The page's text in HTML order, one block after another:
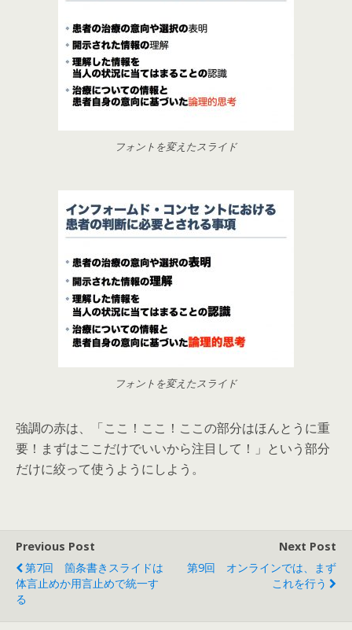
フォントを変えたスライド
フォントを変えたスライド
強調の赤は、「ここ！ここ！ここの部分はほんとうに重
要！まずはここだけでいいから注目して！」という部分
だけに絞って使うようにしよう。
Previous Post
第7回 箇条書きスライドは
体言止めか用言止めで統一す
る
Next Post
第9回 オンラインでは、まず
これを行う